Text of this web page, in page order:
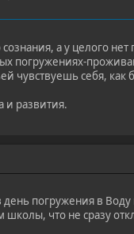
а у целого
погружениях-
чувствуешь себя, как
и развития.
погружения в
школы, что не сразу